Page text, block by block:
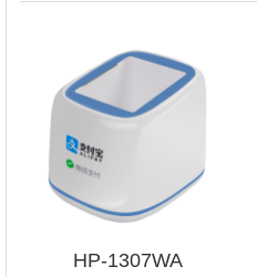
HP-1307WA